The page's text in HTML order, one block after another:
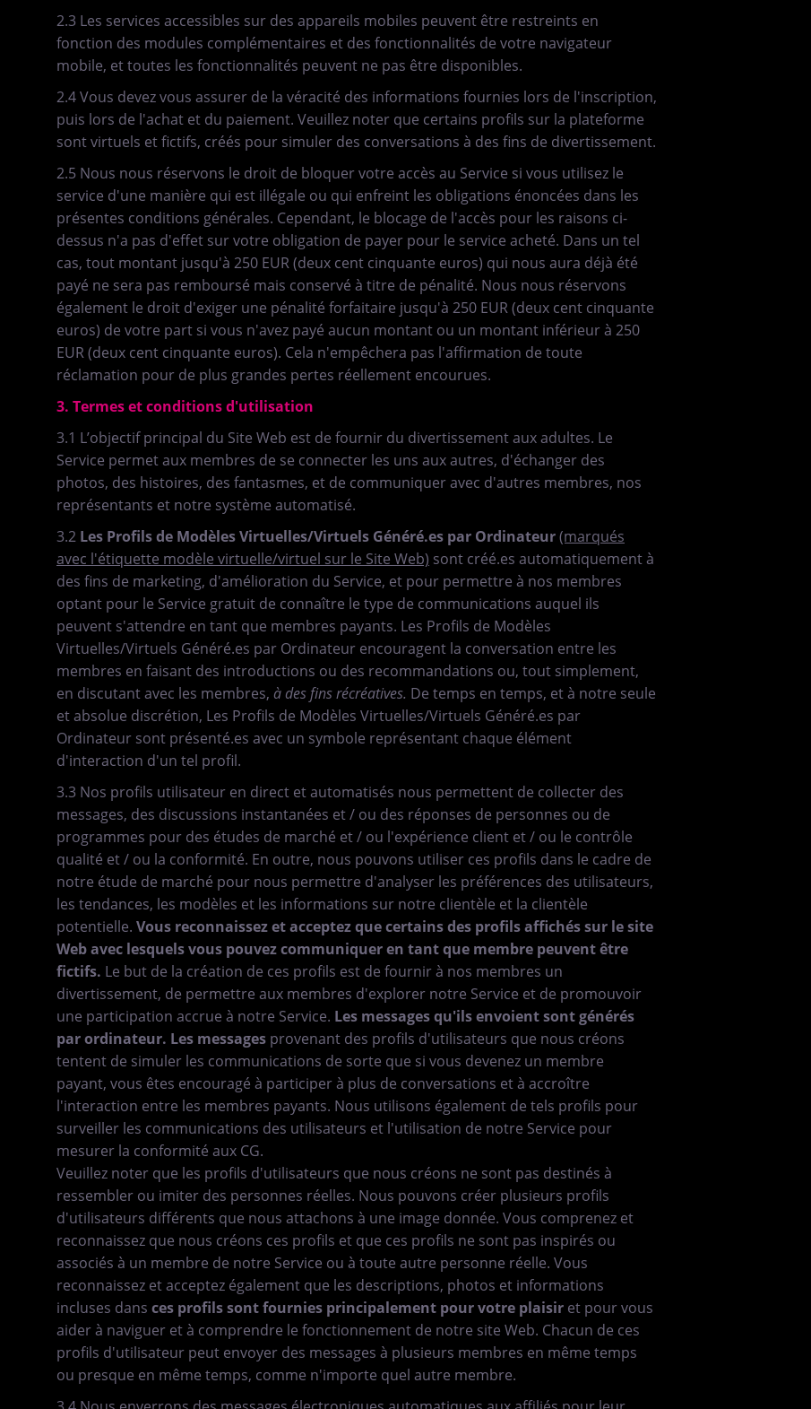
2.3 Les services accessibles sur des appareils mobiles peuvent être restreints en
fonction des modules complémentaires et des fonctionnalités de votre navigateur
mobile, et toutes les fonctionnalités peuvent ne pas être disponibles.
2.4 Vous devez vous assurer de la véracité des informations fournies lors de l'inscription,
puis lors de l'achat et du paiement. Veuillez noter que certains profils sur la plateforme
sont virtuels et fictifs, créés pour simuler des conversations à des fins de divertissement.
2.5 Nous nous réservons le droit de bloquer votre accès au Service si vous utilisez le
service d'une manière qui est illégale ou qui enfreint les obligations énoncées dans les
présentes conditions générales. Cependant, le blocage de l'accès pour les raisons ci-
dessus n'a pas d'effet sur ​​votre obligation de payer pour le service acheté. Dans un tel
cas, tout montant jusqu'à 250 EUR (deux cent cinquante euros) qui nous aura déjà été
payé ne sera pas remboursé mais conservé à titre de pénalité. Nous nous réservons
également le droit d'exiger une pénalité forfaitaire jusqu'à 250 EUR (deux cent cinquante
euros) de votre part si vous n'avez payé aucun montant ou un montant inférieur à 250
EUR (deux cent cinquante euros). Cela n'empêchera pas l'affirmation de toute
réclamation pour de plus grandes pertes réellement encourues.
3. Termes et conditions d'utilisation
3.1 L’objectif principal du Site Web est de fournir du divertissement aux adultes. Le
Service permet aux membres de se connecter les uns aux autres, d'échanger des
photos, des histoires, des fantasmes, et de communiquer avec d'autres membres, nos
représentants et notre système automatisé.
3.2 Les Profils de Modèles Virtuelles/Virtuels Généré.es par Ordinateur(marqués
avec l'étiquette modèle virtuelle/virtuel sur le Site Web) sont créé.es automatiquement à
des fins de marketing, d'amélioration du Service, et pour permettre à nos membres
optant pour le Service gratuit de connaître le type de communications auquel ils
peuvent s'attendre en tant que membres payants. Les Profils de Modèles
Virtuelles/Virtuels Généré.es par Ordinateur encouragent la conversation entre les
membres en faisant des introductions ou des recommandations ou, tout simplement,
en discutant avec les membres, à des fins récréatives. De temps en temps, et à notre seule
et absolue discrétion, Les Profils de Modèles Virtuelles/Virtuels Généré.es par
Ordinateur sont présenté.es avec un symbole représentant chaque élément
d'interaction d'un tel profil.
3.3 Nos profils utilisateur en direct et automatisés nous permettent de collecter des
messages, des discussions instantanées et / ou des réponses de personnes ou de
programmes pour des études de marché et / ou l'expérience client et / ou le contrôle
qualité et / ou la conformité. En outre, nous pouvons utiliser ces profils dans le cadre de
notre étude de marché pour nous permettre d'analyser les préférences des utilisateurs,
les tendances, les modèles et les informations sur notre clientèle et la clientèle
potentielle. Vous reconnaissez et acceptez que certains des profils affichés sur le site
Web avec lesquels vous pouvez communiquer en tant que membre peuvent être
fictifs. Le but de la création de ces profils est de fournir à nos membres un
divertissement, de permettre aux membres d'explorer notre Service et de promouvoir
une participation accrue à notre Service. Les messages qu'ils envoient sont générés
par ordinateur. Les messages provenant des profils d'utilisateurs que nous créons
tentent de simuler les communications de sorte que si vous devenez un membre
payant, vous êtes encouragé à participer à plus de conversations et à accroître
l'interaction entre les membres payants. Nous utilisons également de tels profils pour
surveiller les communications des utilisateurs et l'utilisation de notre Service pour
mesurer la conformité aux CG.
Veuillez noter que les profils d'utilisateurs que nous créons ne sont pas destinés à
ressembler ou imiter des personnes réelles. Nous pouvons créer plusieurs profils
d'utilisateurs différents que nous attachons à une image donnée. Vous comprenez et
reconnaissez que nous créons ces profils et que ces profils ne sont pas inspirés ou
associés à un membre de notre Service ou à toute autre personne réelle. Vous
reconnaissez et acceptez également que les descriptions, photos et informations
incluses dans ces profils sont fournies principalement pour votre plaisir et pour vous
aider à naviguer et à comprendre le fonctionnement de notre site Web. Chacun de ces
profils d'utilisateur peut envoyer des messages à plusieurs membres en même temps
ou presque en même temps, comme n'importe quel autre membre.